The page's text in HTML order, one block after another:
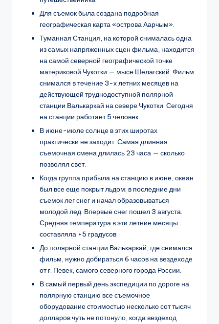
Для съемок была создана подробная
географическая карта «острова Аарчым».
Туманная Станция, на которой снималась одна
из самых напряженных сцен фильма, находится
на самой северной географической точке
материковой Чукотки — мысе Шелагский. Фильм
снимался в течение 3-х летних месяцев на
действующей труднодоступной полярной
станции Валькаркай на севере Чукотки. Сегодня
на станции работает 5 человек.
В июне-июле солнце в этих широтах
практически не заходит. Самая длинная
съемочная смена длилась 23 часа — сколько
позволял свет.
Когда группа прибыла на станцию в июне, океан
был все еще покрыт льдом; в последние дни
съемок лег снег и начал образовываться
молодой лед. Впервые снег пошел 3 августа.
Средняя температура в эти летние месяцы
составляла +5 градусов.
До полярной станции Валькаркай, где снимался
фильм, нужно добираться 6 часов на вездеходе
от г. Певек, самого северного города России.
В самый первый день экспедиции по дороге на
полярную станцию все съемочное
оборудование стоимостью несколько сот тысяч
долларов чуть не потонуло, когда вездеход